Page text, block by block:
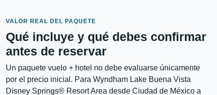
VALOR REAL DEL PAQUETE
Qué incluye y qué debes confirmar
antes de reservar
Un paquete vuelo + hotel no debe evaluarse únicamente
por el precio inicial. Para Wyndham Lake Buena Vista
Disney Springs® Resort Area desde Ciudad de México a